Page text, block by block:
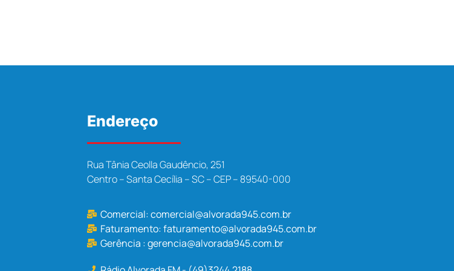
Endereço
Rua Tânia Ceolla Gaudêncio, 251
Centro – Santa Cecília – SC – CEP – 89540-000
Comercial:comercial@alvorada945.com.br
Faturamento:faturamento@alvorada945.com.br
Gerência :gerencia@alvorada945.com.br